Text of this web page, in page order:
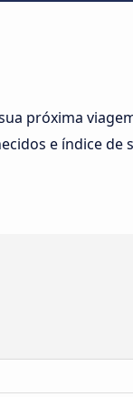
próxima
e índice de